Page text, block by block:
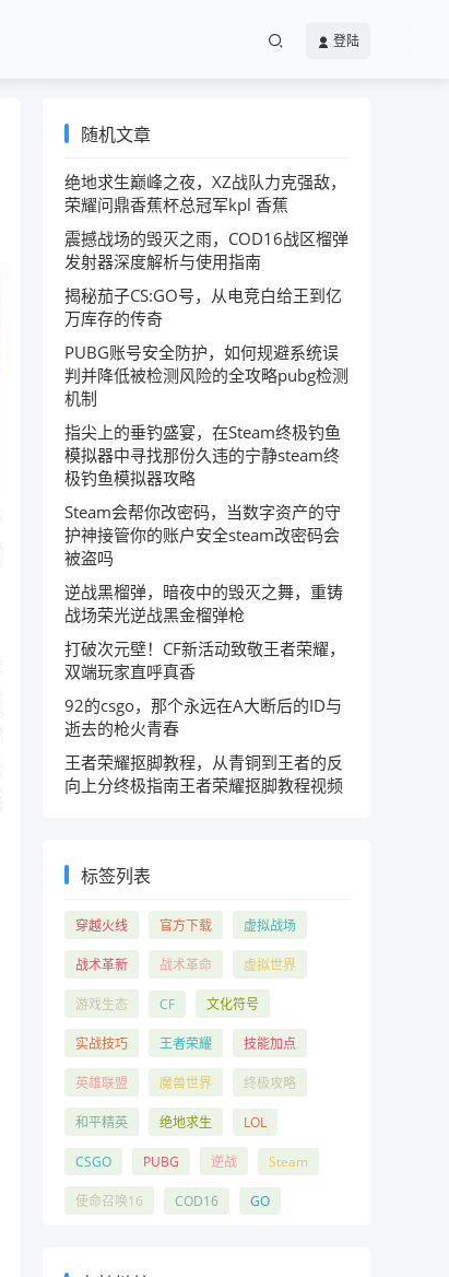
登陆
随机文章
绝地求生巅峰之夜，XZ战队力克强敌，
荣耀问鼎香蕉杯总冠军kpl 香蕉
震撼战场的毁灭之雨，COD16战区榴弹
发射器深度解析与使用指南
揭秘茄子CS:GO号，从电竞白给王到亿
万库存的传奇
PUBG账号安全防护，如何规避系统误
判并降低被检测风险的全攻略pubg检测
机制
指尖上的垂钓盛宴，在Steam终极钓鱼
模拟器中寻找那份久违的宁静steam终
极钓鱼模拟器攻略
Steam会帮你改密码，当数字资产的守
护神接管你的账户安全steam改密码会
被盗吗
逆战黑榴弹，暗夜中的毁灭之舞，重铸
战场荣光逆战黑金榴弹枪
打破次元壁！CF新活动致敬王者荣耀，
双端玩家直呼真香
92的csgo，那个永远在A大断后的ID与
逝去的枪火青春
王者荣耀抠脚教程，从青铜到王者的反
向上分终极指南王者荣耀抠脚教程视频
标签列表
穿越火线 官方下载 虚拟战场
战术革新 战术革命 虚拟世界
游戏生态 CF 文化符号
实战技巧 王者荣耀 技能加点
英雄联盟 魔兽世界 终极攻略
和平精英 绝地求生 LOL
CSGO PUBG 逆战 Steam
使命召唤16 COD16 GO